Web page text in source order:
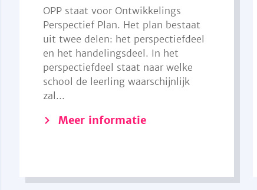
OPP staat voor Ontwikkelings
Perspectief Plan. Het plan bestaat
uit twee delen: het perspectiefdeel
en het handelingsdeel. In het
perspectiefdeel staat naar welke
school de leerling waarschijnlijk
zal...
Meer informatie